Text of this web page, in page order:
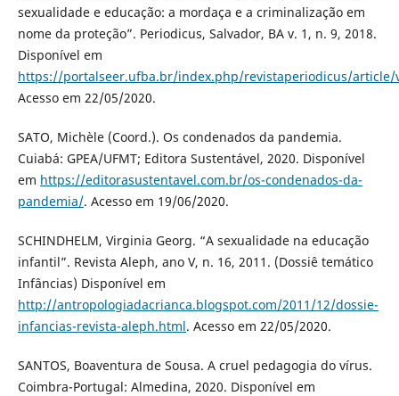
sexualidade e educação: a mordaça e a criminalização em
nome da proteção”. Periodicus, Salvador, BA v. 1, n. 9, 2018.
Disponível em
https://portalseer.ufba.br/index.php/revistaperiodicus/article/
Acesso em 22/05/2020.
SATO, Michèle (Coord.). Os condenados da pandemia.
Cuiabá: GPEA/UFMT; Editora Sustentável, 2020. Disponível
em https://editorasustentavel.com.br/os-condenados-da-
pandemia/. Acesso em 19/06/2020.
SCHINDHELM, Virginia Georg. “A sexualidade na educação
infantil”. Revista Aleph, ano V, n. 16, 2011. (Dossiê temático
Infâncias) Disponível em
http://antropologiadacrianca.blogspot.com/2011/12/dossie-
infancias-revista-aleph.html. Acesso em 22/05/2020.
SANTOS, Boaventura de Sousa. A cruel pedagogia do vírus.
Coimbra-Portugal: Almedina, 2020. Disponível em